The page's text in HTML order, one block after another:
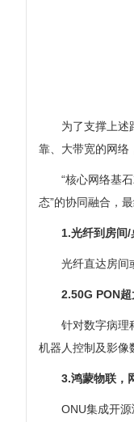
为了支撑上述
靠、大带宽的网络
“核心网络基
态”的协同融合，
1.光纤到房间
光纤直达房间
2.50G PON
针对数字病理
机器人控制及影像
3.鸿蒙物联，
ONU集成开